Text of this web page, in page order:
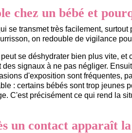
chez un bébé et
se transmet très facilement, surtout
on redouble de vigilance
se déshydrater bien plus vite,
signaux à ne pas négliger.
d'exposition sont fréquentes,
: certains bébés sont trop jeunes
C'est précisément ce qui rend la
un contact apparaît